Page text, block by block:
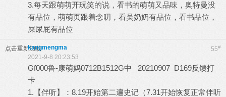
3.每天跟萌萌开玩笑的说，看书的萌萌又品味，奥特曼没
有品位，萌萌页跟着念叨，看吴奶奶有品位，看书品位，
屎尿屁有品位
点击重新加载 55#
kangmengma
2021-9-8 20:23:53
Gf000鲁-康萌妈0712B1512G中 20210907 D169反馈打
卡
1.【伴听】：8.19开始第二遍史记（7.31开始恢复正常伴听